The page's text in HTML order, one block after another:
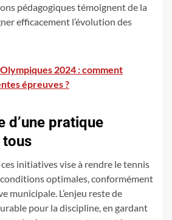
pédagogiques témoignent de la
efficacement l’évolution des
2024 : comment
épreuves ?
d’une pratique
tous
ces initiatives vise à rendre le tennis
conditions optimales, conformément
municipale. L’enjeu reste de
pour la discipline, en gardant